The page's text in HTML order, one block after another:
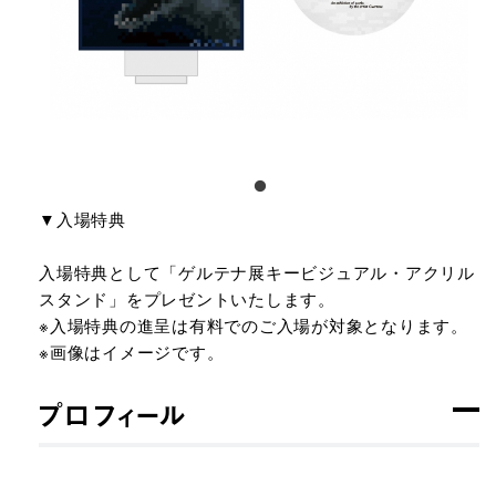
▼入場特典​
入場特典として「ゲルテナ展キービジュアル・アクリル
スタンド」をプレゼントいたします。​
※入場特典の進呈は有料でのご入場が対象となります。​
※画像はイメージです。​
プロフィール